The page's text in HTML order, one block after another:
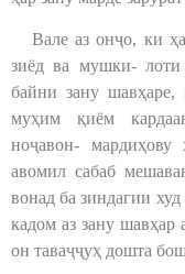
Вале аз онҷо, ки
зиёд ва мушки- лоти
байни зану
муҳим қиём
ноҷавон-
авомил сабаб
вонад ба зиндагии
кадом аз зану шавҳар
он таваҷҷуҳ дошта